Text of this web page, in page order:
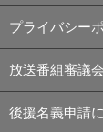
プライバシー
放送番組審議会
後援名義申請